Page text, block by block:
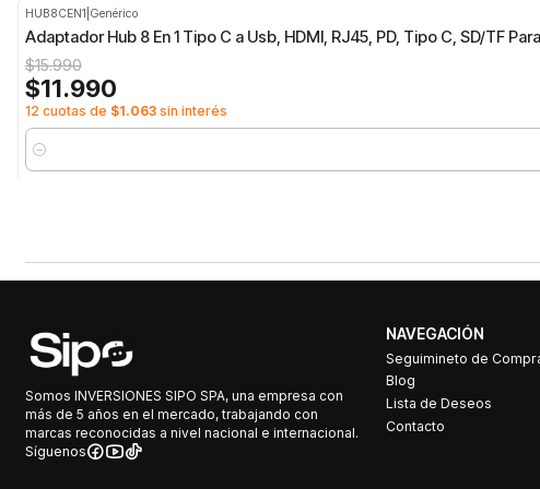
OFF
HUB8CEN1 Genérico
Adaptador Hub 8 En 1 Tipo C a Usb, HDMI, RJ45, PD, Tipo C, SD/TF
$15.990
$11.990
12 cuotas de $1.063sin interés
Cantidad
Somos INVERSIONES SIPO SPA, una empresa con
más de 5 años en el mercado, trabajando con
marcas reconocidas a nivel nacional e internacional.
Síguenos
NAVEGACIÓN
Seguimineto de
Blog
Lista de Deseos
Contacto